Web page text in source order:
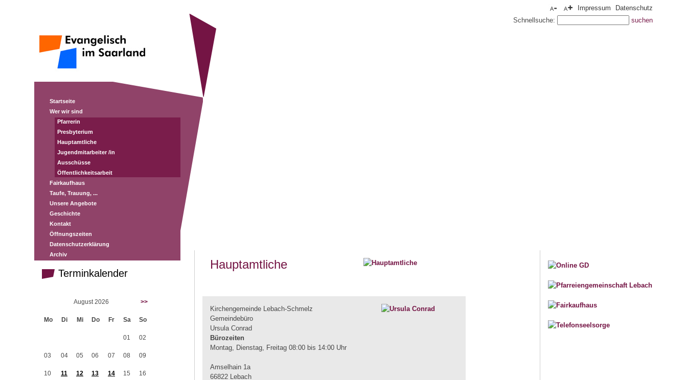
Impressum
Datenschutz
Schnellsuche:
Startseite
Wer wir sind
Pfarrerin
Presbyterium
Hauptamtliche
Jugendmitarbeiter /in
Ausschüsse
Öffentlichkeitsarbeit
Fairkaufhaus
Taufe, Trauung, ...
Unsere Angebote
Geschichte
Kontakt
Öffnungszeiten
Datenschutzerklärung
Archiv
Terminkalender
August 2026 >>
Mo Di Mi Do Fr Sa So
01 02
03 04 05 06 07 08 09
10 11 12 13 14 15 16
Hauptamtliche
Kirchengemeinde Lebach-Schmelz
Gemeindebüro
Ursula Conrad
Bürozeiten
Montag, Dienstag, Freitag 08:00 bis 14:00 Uhr
Amselhain 1a
66822 Lebach